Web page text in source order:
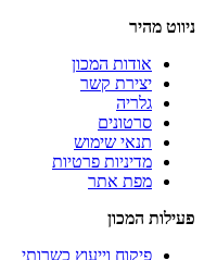
ניווט מהיר
אודות המכון
יצירת קשר
גלריה
סרטונים
תנאי שימוש
מדיניות פרטיות
מפת אתר
פעילות המכון
פיקוח וייעוץ כשרותי